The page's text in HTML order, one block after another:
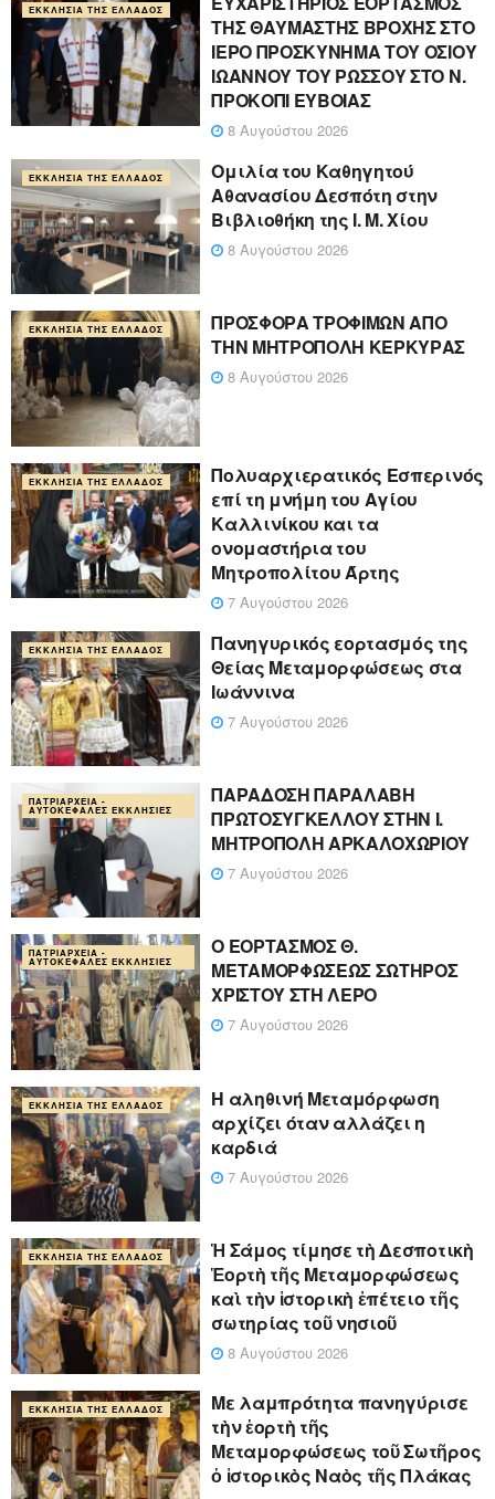
ΕΚΚΛΗΣΊΑ ΤΗΣ ΕΛΛΆΔΟΣ
ΤΗΣ ΘΑΥΜΑΣΤΗΣ ΒΡΟΧΗΣ ΣΤΟ
ΙΕΡΟ ΠΡΟΣΚΥΝΗΜΑ ΤΟΥ ΟΣΙΟΥ
ΙΩΑΝΝΟΥ ΤΟΥ ΡΩΣΣΟΥ ΣΤΟ Ν.
ΠΡΟΚΟΠΙ ΕΥΒΟΙΑΣ
8 Αυγούστου 2026
ΕΚΚΛΗΣΊΑ ΤΗΣ ΕΛΛΆΔΟΣ
Ομιλία του Καθηγητού
Αθανασίου Δεσπότη στην
Βιβλιοθήκη της Ι. Μ. Χίου
8 Αυγούστου 2026
ΕΚΚΛΗΣΊΑ ΤΗΣ ΕΛΛΆΔΟΣ
ΠΡΟΣΦΟΡΑ ΤΡΟΦΙΜΩΝ ΑΠΟ
ΤΗΝ ΜΗΤΡΟΠΟΛΗ ΚΕΡΚΥΡΑΣ
8 Αυγούστου 2026
ΕΚΚΛΗΣΊΑ ΤΗΣ ΕΛΛΆΔΟΣ
Πολυαρχιερατικός Εσπερινός
επί τη μνήμη του Αγίου
Καλλινίκου και τα
ονομαστήρια του
Μητροπολίτου Άρτης
7 Αυγούστου 2026
ΕΚΚΛΗΣΊΑ ΤΗΣ ΕΛΛΆΔΟΣ
Πανηγυρικός εορτασμός της
Θείας Μεταμορφώσεως στα
Ιωάννινα
7 Αυγούστου 2026
ΠΑΤΡΙΑΡΧΕΊΑ -
ΑΥΤΟΚΈΦΑΛΕΣ ΕΚΚΛΗΣΊΕΣ
ΠΑΡΑΔΟΣΗ ΠΑΡΑΛΑΒΗ
ΠΡΩΤΟΣΥΓΚΕΛΛΟΥ ΣΤΗΝ Ι.
ΜΗΤΡΟΠΟΛΗ ΑΡΚΑΛΟΧΩΡΙΟΥ
7 Αυγούστου 2026
ΠΑΤΡΙΑΡΧΕΊΑ -
ΑΥΤΟΚΈΦΑΛΕΣ ΕΚΚΛΗΣΊΕΣ
Ο ΕΟΡΤΑΣΜΟΣ Θ.
ΜΕΤΑΜΟΡΦΩΣΕΩΣ ΣΩΤΗΡΟΣ
ΧΡΙΣΤΟΥ ΣΤΗ ΛΕΡΟ
7 Αυγούστου 2026
ΕΚΚΛΗΣΊΑ ΤΗΣ ΕΛΛΆΔΟΣ
Η αληθινή Μεταμόρφωση
αρχίζει όταν αλλάζει η
καρδιά
7 Αυγούστου 2026
ΕΚΚΛΗΣΊΑ ΤΗΣ ΕΛΛΆΔΟΣ
Ἡ Σάμος τίμησε τὴ Δεσποτικὴ
Ἑορτὴ τῆς Μεταμορφώσεως
καὶ τὴν ἱστορικὴ ἐπέτειο τῆς
σωτηρίας τοῦ νησιοῦ
8 Αυγούστου 2026
ΕΚΚΛΗΣΊΑ ΤΗΣ ΕΛΛΆΔΟΣ
Με λαμπρότητα πανηγύρισε
τὴν ἑορτὴ τῆς
Μεταμορφώσεως τοῦ Σωτῆρος
ὁ ἱστορικὸς Ναὸς τῆς Πλάκας